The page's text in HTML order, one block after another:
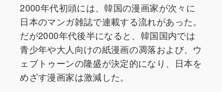
2000年代初頭には、韓国の漫画家が次々に
日本のマンガ雑誌で連載する流れがあった。
だが2000年代後半になると、韓国国内では
青少年や大人向けの紙漫画の凋落および、ウ
ェブトゥーンの隆盛が決定的になり、日本を
めざす漫画家は激減した。